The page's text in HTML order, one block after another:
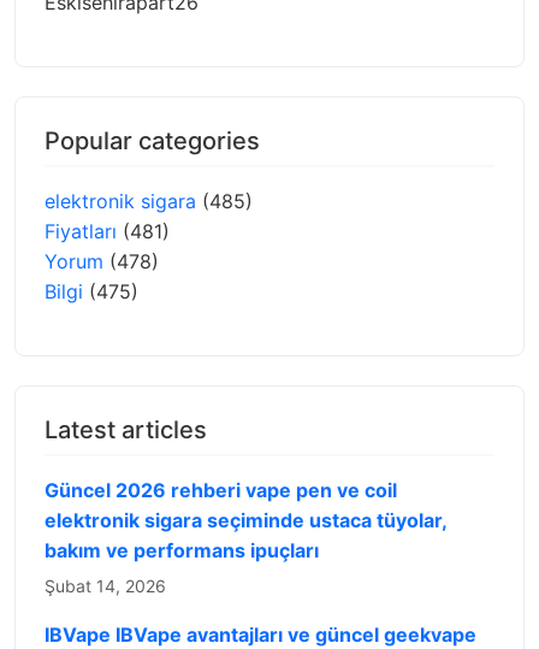
Popular categories
elektronik sigara (485)
Fiyatları (481)
Yorum (478)
Bilgi (475)
Latest articles
Güncel 2026 rehberi vape pen ve coil
elektronik sigara seçiminde ustaca tüyolar,
bakım ve performans ipuçları
Şubat 14, 2026
IBVape IBVape avantajları ve güncel geekvape